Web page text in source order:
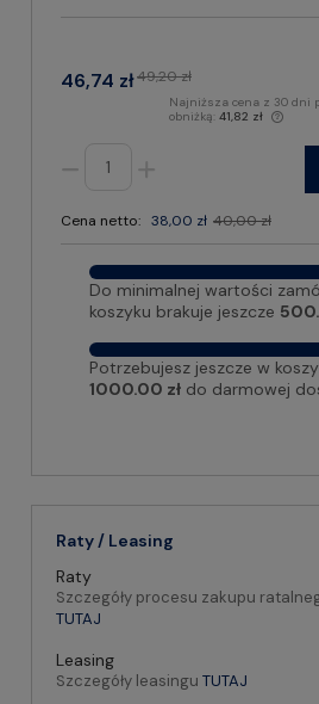
46,74 zł49,20 zł
Najniższa cena z 30 dni
obniżką: 41,82 zł
Cena netto: 38,00 zł 40,00 zł
Do minimalnej wartości
koszyku brakuje jeszcze
Potrzebujesz jeszcze w
1000.00 zł do darmowej
Raty / Leasing
Raty
Szczegóły procesu zakupu
TUTAJ
Leasing
Szczegóły leasingu TUTAJ